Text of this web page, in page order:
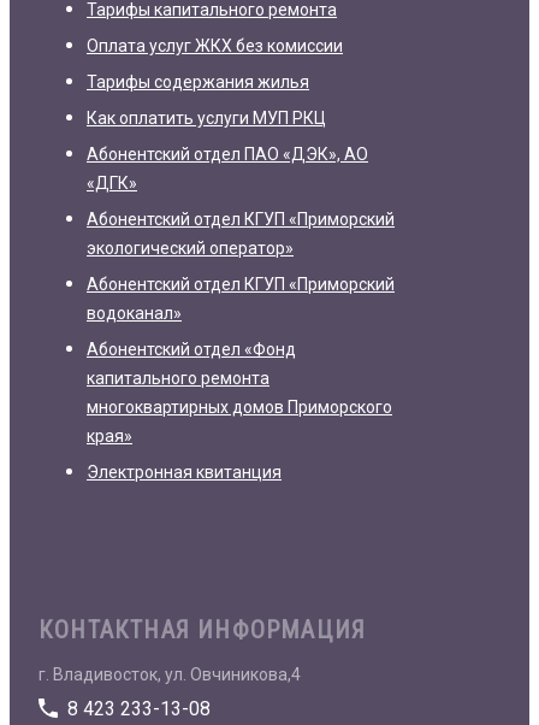
Тарифы капитального ремонта
Оплата услуг ЖКХ без комиссии
Тарифы содержания жилья
Как оплатить услуги МУП РКЦ
Абонентский отдел ПАО «ДЭК», АО
«ДГК»
Абонентский отдел КГУП «Приморский
экологический оператор»
Абонентский отдел КГУП «Приморский
водоканал»
Абонентский отдел «Фонд
капитального ремонта
многоквартирных домов Приморского
края»
Электронная квитанция
КОНТАКТНАЯ ИНФОРМАЦИЯ
г. Владивосток, ул. Овчиникова,4
8 423 233-13-08